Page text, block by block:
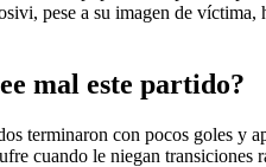
pese a su imagen de
mal este partido?
terminaron con pocos goles y
cuando le niegan